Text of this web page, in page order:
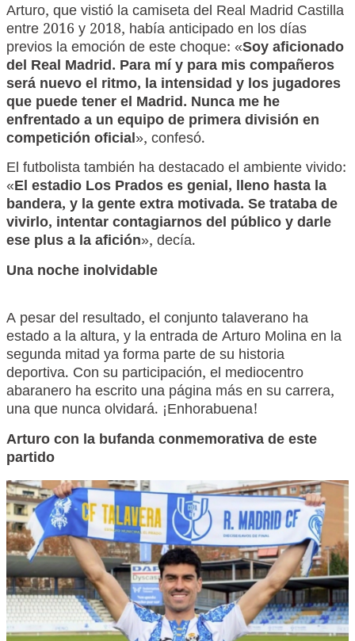
Arturo, que vistió la camiseta del Real Madrid Castilla
entre 2016 y 2018, había anticipado en los días
previos la emoción de este choque: «Soy aficionado
del Real Madrid. Para mí y para mis compañeros
será nuevo el ritmo, la intensidad y los jugadores
que puede tener el Madrid. Nunca me he
enfrentado a un equipo de primera división en
competición oficial», confesó.
El futbolista también ha destacado el ambiente vivido:
«El estadio Los Prados es genial, lleno hasta la
bandera, y la gente extra motivada. Se trataba de
vivirlo, intentar contagiarnos del público y darle
ese plus a la afición», decía.
Una noche inolvidable
A pesar del resultado, el conjunto talaverano ha
estado a la altura, y la entrada de Arturo Molina en la
segunda mitad ya forma parte de su historia
deportiva. Con su participación, el mediocentro
abaranero ha escrito una página más en su carrera,
una que nunca olvidará. ¡Enhorabuena!
Arturo con la bufanda conmemorativa de este
partido